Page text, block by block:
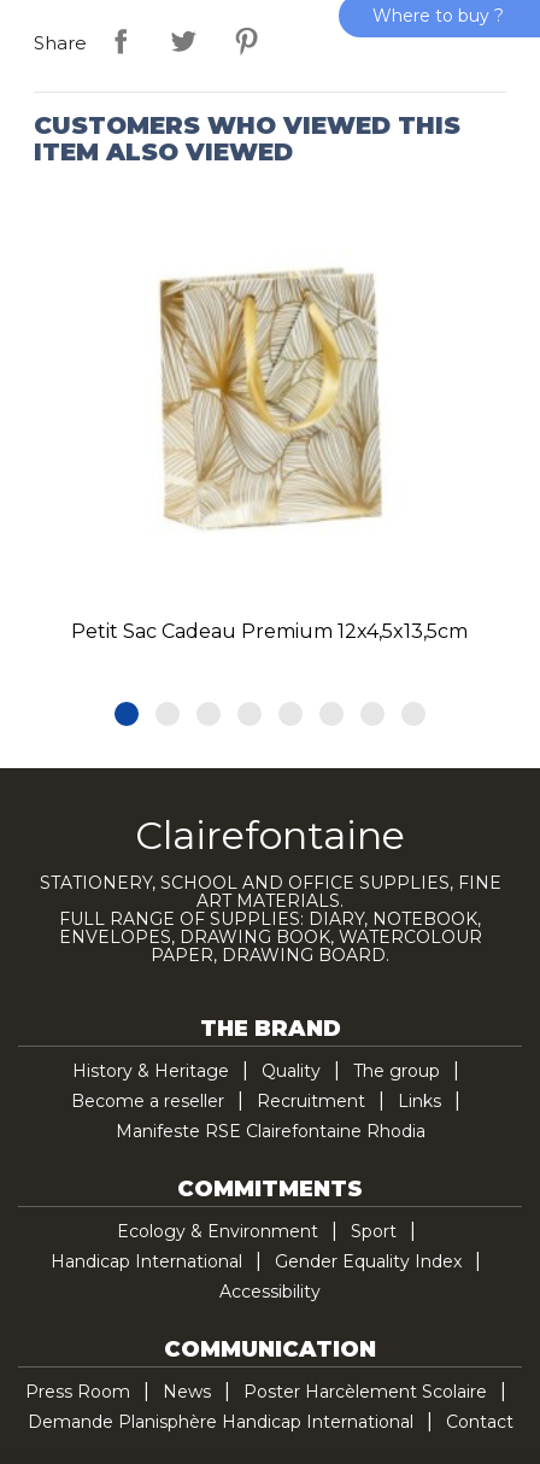
Share
CUSTOMERS WHO VIEWED THIS
ITEM ALSO VIEWED
Petit Sac Cadeau Premium 12x4,5x13,5cm
Clairefontaine
STATIONERY, SCHOOL AND OFFICE SUPPLIES, FINE
ART MATERIALS.
FULL RANGE OF SUPPLIES: DIARY, NOTEBOOK,
ENVELOPES, DRAWING BOOK, WATERCOLOUR
PAPER, DRAWING BOARD.
THE BRAND
History & Heritage Quality
The group
Become a reseller
Recruitment
Links
Manifeste RSE Clairefontaine Rhodia
COMMITMENTS
Ecology & Environment
Sport
Handicap International
Gender Equality Index
Accessibility
COMMUNICATION
Press Room News
Poster Harcèlement Scolaire
Demande Planisphère Handicap International
Contact
Where to buy ?